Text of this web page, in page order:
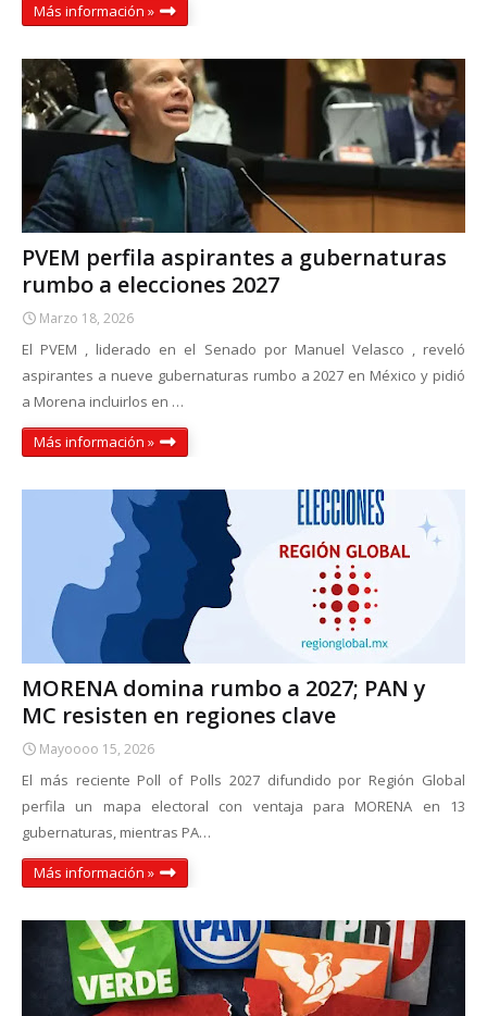
Más información »
PVEM perfila aspirantes a gubernaturas
rumbo a elecciones 2027
Marzo 18, 2026
El PVEM , liderado en el Senado por Manuel Velasco , reveló
aspirantes a nueve gubernaturas rumbo a 2027 en México y pidió
a Morena incluirlos en …
Más información »
MORENA domina rumbo a 2027; PAN y
MC resisten en regiones clave
Mayoooo 15, 2026
El más reciente Poll of Polls 2027 difundido por Región Global
perfila un mapa electoral con ventaja para MORENA en 13
gubernaturas, mientras PA…
Más información »